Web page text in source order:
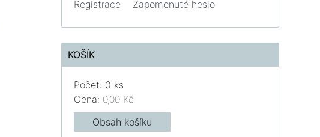
Registrace Zapomenuté heslo
KOŠÍK
Počet: 0 ks
Cena: 0,00 Kč
Obsah košíku